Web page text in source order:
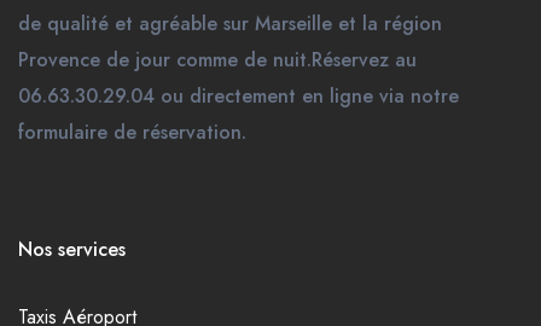
de qualité et agréable sur Marseille et la région
Provence de jour comme de nuit.Réservez au
06.63.30.29.04 ou directement en ligne via notre
formulaire de réservation.
Nos services
Taxis Aéroport